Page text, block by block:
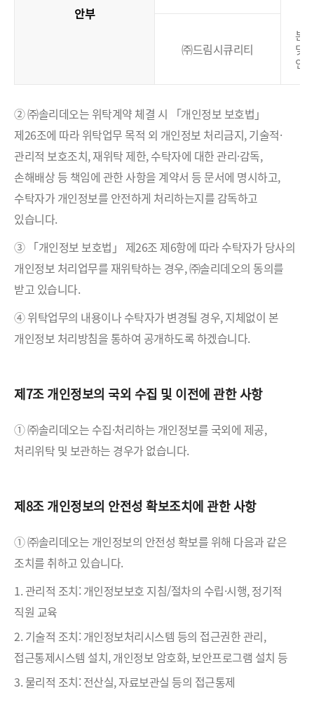
안부
㈜드림시큐리티
본
및
인
② ㈜솔리데오는 위탁계약 체결 시 「개인정보 보호법」
제26조에 따라 위탁업무 목적 외 개인정보 처리금지, 기술적·
관리적 보호조치, 재위탁 제한, 수탁자에 대한 관리·감독,
손해배상 등 책임에 관한 사항을 계약서 등 문서에 명시하고,
수탁자가 개인정보를 안전하게 처리하는지를 감독하고
있습니다.
③ 「개인정보 보호법」 제26조 제6항에 따라 수탁자가 당사의
개인정보 처리업무를 재위탁하는 경우, ㈜솔리데오의 동의를
받고 있습니다.
④ 위탁업무의 내용이나 수탁자가 변경될 경우, 지체없이 본
개인정보 처리방침을 통하여 공개하도록 하겠습니다.
제7조 개인정보의 국외 수집 및 이전에 관한 사항
① ㈜솔리데오는 수집·처리하는 개인정보를 국외에 제공,
처리위탁 및 보관하는 경우가 없습니다.
제8조 개인정보의 안전성 확보조치에 관한 사항
① ㈜솔리데오는 개인정보의 안전성 확보를 위해 다음과 같은
조치를 취하고 있습니다.
1. 관리적 조치: 개인정보보호 지침/절차의 수립·시행, 정기적
직원 교육
2. 기술적 조치: 개인정보처리시스템 등의 접근권한 관리,
접근통제시스템 설치, 개인정보 암호화, 보안프로그램 설치 등
3. 물리적 조치: 전산실, 자료보관실 등의 접근통제